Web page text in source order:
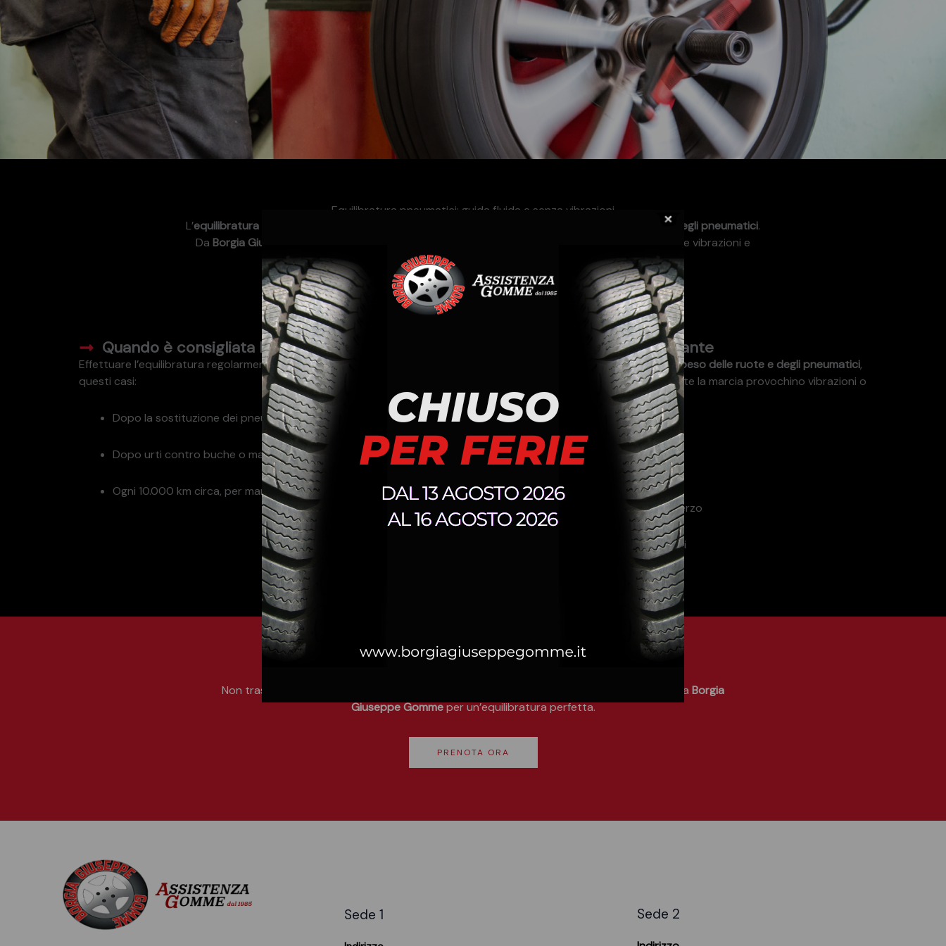
Equilibratura pneumatici: guida fluida e senza vibrazioni
L’equilibratura delle ruote comfort di guida, sicurezza e lunga durata degli pneumatici.
Da Borgia Giuseppe Gomme
a Messina offriamo un servizio professionale e preciso, per eliminare vibrazioni e
assicurarti una guida stabile su ogni percorso.
Quando è consigliata l’equilibratura
Effettuare l’equilibratura regolarmente è fondamentale, specialmente in
questi casi:
Dopo la sostituzione dei pneumatici
Dopo urti contro buche o marciapiedi
Ogni 10.000 km circa, per mantenere prestazioni ottimali
Cos’è e perché è importante
L’equilibratura consiste nelbilanciare il peso delle ruote e degli pneumatici,
evitando che le forze centrifughe durante la marcia provochino vibrazioni o
usura irregolare.
I vantaggi di un’equilibratura corretta:
Guida più confortevole e stabile
Minor stress su sospensioni e sterzo
Maggiore durata degli pneumatici
Non trascurare la sicurezza e il comfort della tua auto, moto o trasporto leggero. Affidati a Borgia
Giuseppe Gommeper un’equilibratura perfetta.
PRENOTA ORA
Sede 1 Sede 2